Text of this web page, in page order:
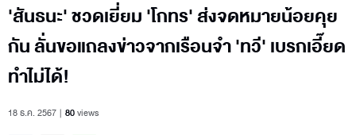
'สันธนะ' ชวดเยี่ยม 'โกทร' ส่งจดหมายน้อยคุย
กัน ลั่นขอแถลงข่าวจากเรือนจำ 'ทวี' เบรกเอี๊ยด
ทำไม่ได้!
18 ธ.ค. 2567 80views